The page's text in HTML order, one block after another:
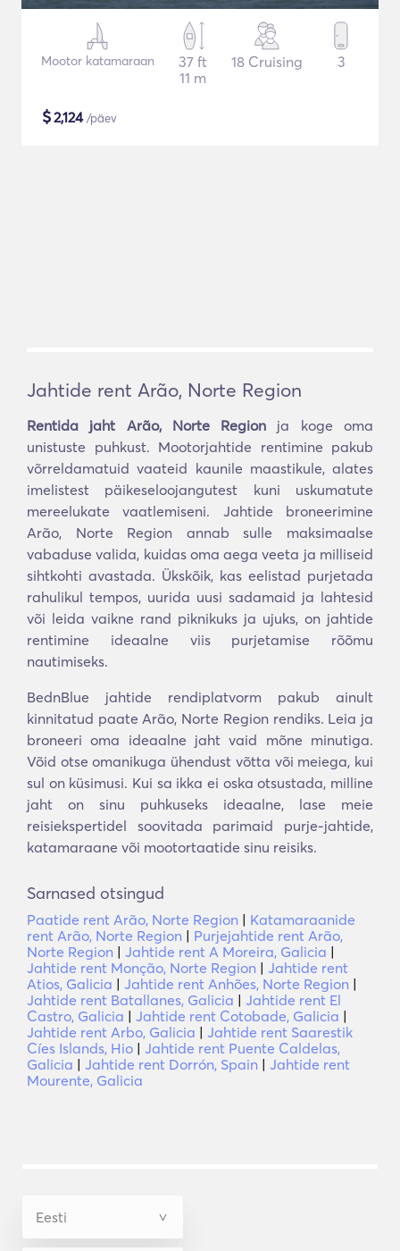
Mootor katamaraan
37 ft
11 m
18 Cruising 3
$2,124/päev
Jahtide rent Arão, Norte Region
Rentida jaht Arão, Norte Region ja koge oma
unistuste puhkust. Mootorjahtide rentimine pakub
võrreldamatuid vaateid kaunile maastikule, alates
imelistest päikeseloojangutest kuni uskumatute
mereelukate vaatlemiseni. Jahtide broneerimine
Arão, Norte Region annab sulle maksimaalse
vabaduse valida, kuidas oma aega veeta ja milliseid
sihtkohti avastada. Ükskõik, kas eelistad purjetada
rahulikul tempos, uurida uusi sadamaid ja lahtesid
või leida vaikne rand piknikuks ja ujuks, on jahtide
rentimine ideaalne viis purjetamise rõõmu
nautimiseks.
BednBlue jahtide rendiplatvorm pakub ainult
kinnitatud paate Arão, Norte Region rendiks. Leia ja
broneeri oma ideaalne jaht vaid mõne minutiga.
Võid otse omanikuga ühendust võtta või meiega, kui
sul on küsimusi. Kui sa ikka ei oska otsustada, milline
jaht on sinu puhkuseks ideaalne, lase meie
reisiekspertidel soovitada parimaid purje-jahtide,
katamaraane või mootortaatide sinu reisiks.
Sarnased otsingud
Paatide rent Arão, Norte Region | Katamaraanide
rent Arão, Norte Region | Purjejahtide rent Arão,
Norte Region | Jahtide rent A Moreira, Galicia |
Jahtide rent Monção, Norte Region | Jahtide rent
Atios, Galicia | Jahtide rent Anhões, Norte Region |
Jahtide rent Batallanes, Galicia | Jahtide rent El
Castro, Galicia | Jahtide rent Cotobade, Galicia |
Jahtide rent Arbo, Galicia | Jahtide rent Saarestik
Cíes Islands, Hio | Jahtide rent Puente Caldelas,
Galicia | Jahtide rent Dorrón, Spain | Jahtide rent
Mourente, Galicia